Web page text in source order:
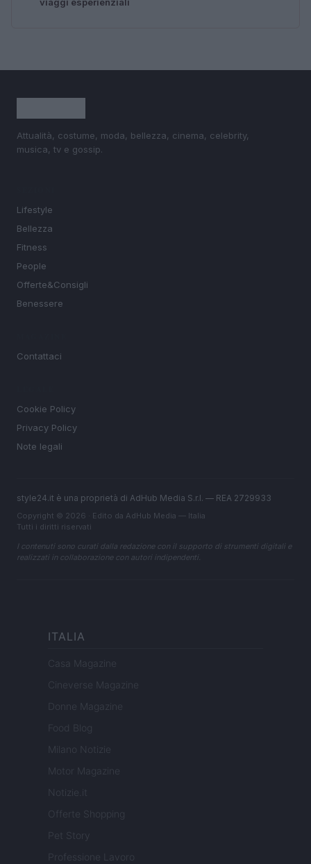
Attualità, costume, moda, bellezza, cinema, celebrity,
musica, tv e gossip.
Lifestyle
Bellezza
Fitness
People
Offerte&Consigli
Benessere
Contattaci
Cookie Policy
Privacy Policy
Note legali
style24.it è una proprietà di AdHub Media S.r.l. — REA 2729933
Copyright © 2026 · Edito da AdHub Media — Italia
Tutti i diritti riservati
I contenuti sono curati dalla redazione con il supporto di strumenti digitali e
realizzati in collaborazione con autori indipendenti.
ITALIA
Casa Magazine
Cineverse Magazine
Donne Magazine
Food Blog
Milano Notizie
Motor Magazine
Notizie.it
Offerte Shopping
Pet Story
Professione Lavoro